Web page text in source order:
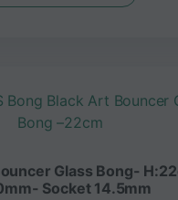
Glass Bong-
Socket 14.5mm